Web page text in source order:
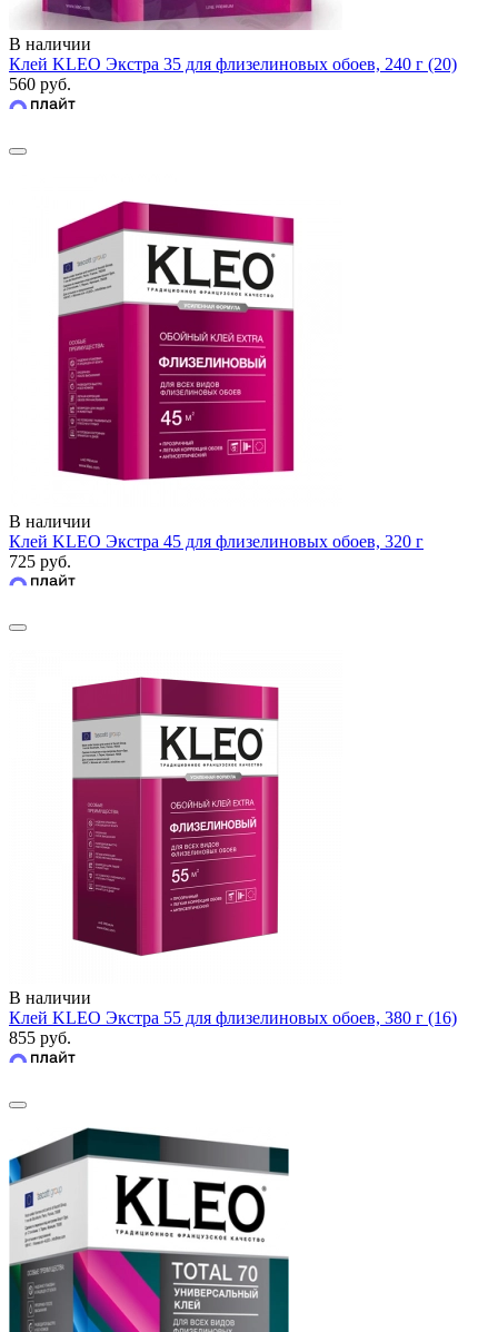
В наличии
Клей KLEO Экстра 35 для флизелиновых обоев, 240 г (20)
560 руб.
В наличии
Клей KLEO Экстра 45 для флизелиновых обоев, 320 г
725 руб.
В наличии
Клей KLEO Экстра 55 для флизелиновых обоев, 380 г (16)
855 руб.